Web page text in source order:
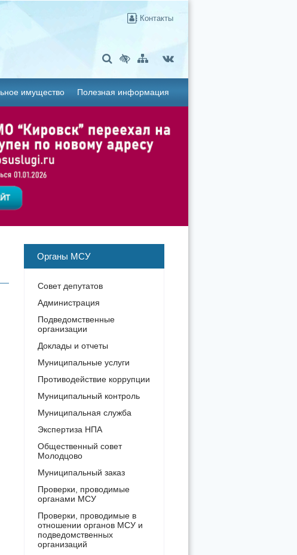
Контакты
имущество Полезная информация
Органы МСУ
Совет депутатов
Администрация
Подведомственные
организации
Доклады и отчеты
Муниципальные услуги
Противодействие коррупции
Муниципальный контроль
Муниципальная служба
Экспертиза НПА
Общественный совет
Молодцово
Муниципальный заказ
Проверки, проводимые
органами МСУ
Проверки, проводимые в
отношении органов МСУ и
подведомственных
организаций